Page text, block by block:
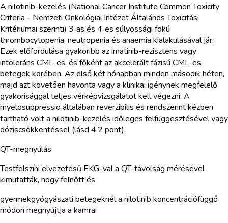
A nilotinib-kezelés (National Cancer Institute Common Toxicity
Criteria - Nemzeti Onkológiai Intézet Általános Toxicitási
Kritériumai szerinti) 3‑as és 4‑es súlyossági fokú
thrombocytopenia, neutropenia és anaemia kialakulásával jár.
Ezek előfordulása gyakoribb az imatinib-rezisztens vagy
intoleráns CML-es, és főként az akcelerált fázisú CML-es
betegek körében. Az első két hónapban minden második héten,
majd azt követően havonta vagy a klinikai igénynek megfelelő
gyakorisággal teljes vérképvizsgálatot kell végezni. A
myelosuppressio általában reverzibilis és rendszerint kézben
tartható volt a nilotinib-kezelés időleges felfüggesztésével vagy
dóziscsökkentéssel (lásd 4.2 pont).
QT-megnyúlás
Testfelszíni elvezetésű EKG-val a QT-távolság mérésével
kimutatták, hogy felnőtt és
gyermekgyógyászati betegeknél a nilotinib koncentrációfüggő
módon megnyújtja a kamrai